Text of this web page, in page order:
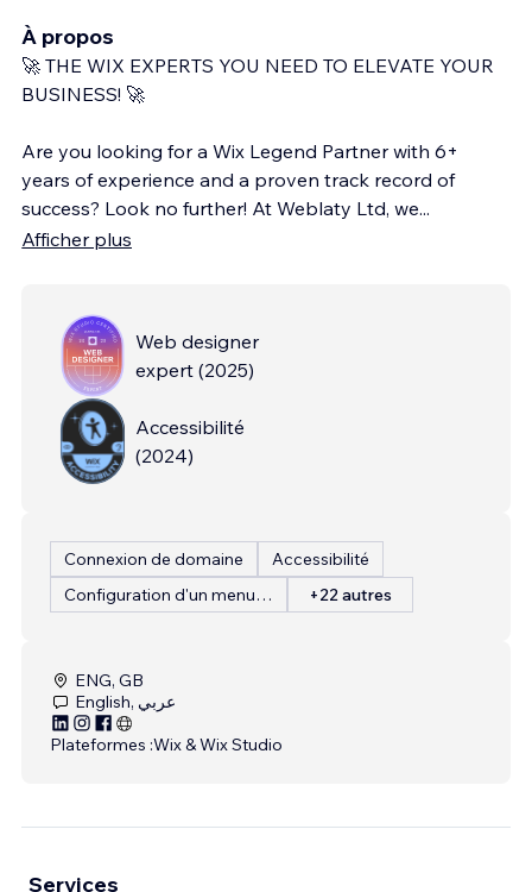
À propos
🚀 THE WIX EXPERTS YOU NEED TO ELEVATE YOUR
BUSINESS! 🚀
Are you looking for a Wix Legend Partner with 6+
years of experience and a proven track record of
success? Look no further! At Weblaty Ltd, we...
Afficher plus
Web designer
expert (2025)
Accessibilité
(2024)
Connexion de domaine
Accessibilité
Configuration d'un menu de restaurant
+22 autres
ENG, GB
English, عربي
Plateformes :Wix & Wix Studio
Services